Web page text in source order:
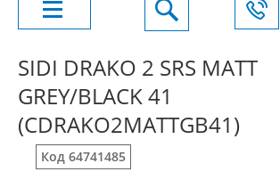
SIDI DRAKO 2 SRS MATT
GREY/BLACK 41
(CDRAKO2MATTGB41)
Код 64741485